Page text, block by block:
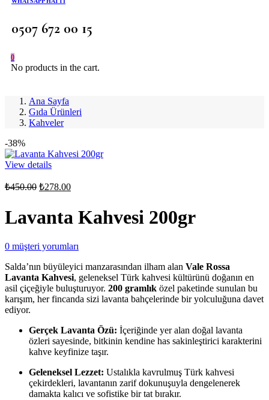
0507 672 00 15
0
No products in the cart.
Ana Sayfa
Gıda Ürünleri
Kahveler
-38%
View details
₺450.00 Orijinal
₺278.00Şu
₺278.00.
Lavanta Kahvesi 200gr
0 müşteri yorumları
Salda’nın büyüleyici manzarasından ilham alan Vale Rossa
Lavanta Kahvesi, geleneksel Türk kahvesi kültürünü doğanın en
asil çiçeğiyle buluşturuyor. 200 gramlık özel paketinde sunulan bu
karışım, her fincanda sizi lavanta bahçelerinde bir yolculuğuna davet
ediyor.
Gerçek Lavanta Özü: İçeriğinde yer alan doğal lavanta
özleri sayesinde, bitkinin kendine has sakinleştirici karakterini
kahve keyfinize taşır.
Geleneksel Lezzet: Ustalıkla kavrulmuş Türk kahvesi
çekirdekleri, lavantanın zarif dokunuşuyla dengelenerek
damakta kalıcı ve sofistike bir tat bırakır.